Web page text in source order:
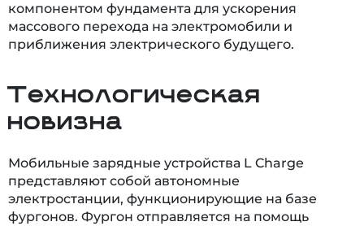
компонентом фундамента для ускорения
массового перехода на электромобили и
приближения электрического будущего.
Технологическая
новизна
Мобильные зарядные устройства L Charge
представляют собой автономные
электростанции, функционирующие на базе
фургонов. Фургон отправляется на помощь